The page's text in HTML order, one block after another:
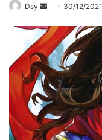
Dsy
Send
email
30/12/2021